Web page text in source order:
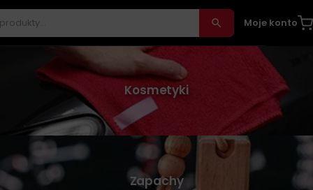
Moje konto
Kosmetyki
Zapachy